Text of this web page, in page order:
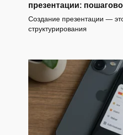
презентации:
Создание презентации —
структурирования